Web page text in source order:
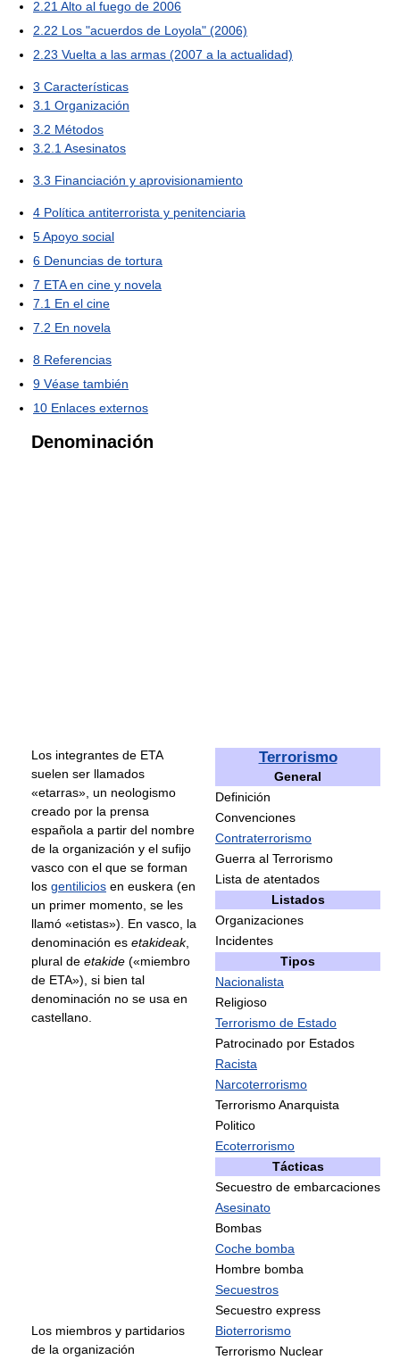
2.21Alto al fuego de 2006
2.22 Los "acuerdos de Loyola" (2006)
2.23 Vuelta a las armas (2007 a la actualidad)
3 Características
3.1 Organización
3.2 Métodos
3.2.1Asesinatos
3.3 Financiación y aprovisionamiento
4 Política antiterrorista y penitenciaria
5Apoyo social
6 Denuncias de tortura
7 ETA en cine y novela
7.1 En el cine
7.2 En novela
8 Referencias
9 Véase también
10 Enlaces externos
Denominación
Terrorismo
General
Definición
Convenciones
Contraterrorismo
Guerra al Terrorismo
Lista de atentados
Listados
Organizaciones
Incidentes
Tipos
Nacionalista
Religioso
Terrorismo de Estado
Patrocinado por Estados
Racista
Narcoterrorismo
Terrorismo Anarquista
Politico
Ecoterrorismo
Tácticas
Secuestro de embarcaciones
Asesinato
Bombas
Coche bomba
Hombre bomba
Secuestros
Secuestro express
Bioterrorismo
Terrorismo Nuclear
Los integrantes de ETA
suelen ser llamados
«etarras», un neologismo
creado por la prensa
española a partir del nombre
de la organización y el sufijo
vasco con el que se forman
los gentilicios en euskera (en
un primer momento, se les
llamó «etistas»). En vasco, la
denominación es etakideak,
plural de etakide («miembro
de ETA»), si bien tal
denominación no se usa en
castellano.
Los miembros y partidarios
de la organización